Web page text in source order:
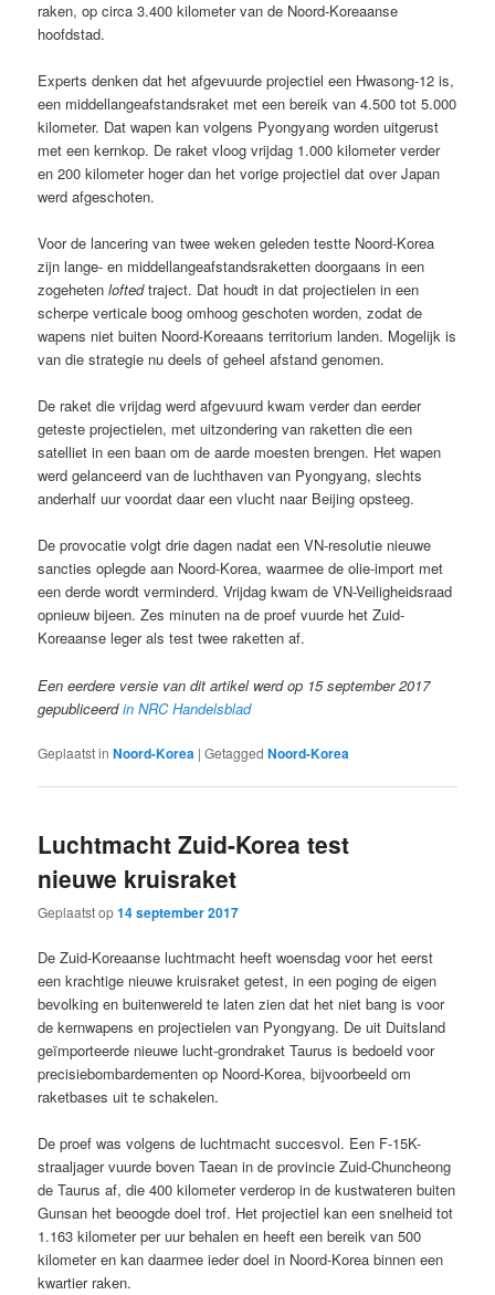
raken, op circa 3.400 kilometer van de Noord-Koreaanse
hoofdstad.
Experts denken dat het afgevuurde projectiel een Hwasong-12 is,
een middellangeafstandsraket met een bereik van 4.500 tot 5.000
kilometer. Dat wapen kan volgens Pyongyang worden uitgerust
met een kernkop. De raket vloog vrijdag 1.000 kilometer verder
en 200 kilometer hoger dan het vorige projectiel dat over Japan
werd afgeschoten.
Voor de lancering van twee weken geleden testte Noord-Korea
zijn lange- en middellangeafstandsraketten doorgaans in een
zogehetenloftedtraject. Dat houdt in dat projectielen in een
scherpe verticale boog omhoog geschoten worden, zodat de
wapens niet buiten Noord-Koreaans territorium landen. Mogelijk is
van die strategie nu deels of geheel afstand genomen.
De raket die vrijdag werd afgevuurd kwam verder dan eerder
geteste projectielen, met uitzondering van raketten die een
satelliet in een baan om de aarde moesten brengen. Het wapen
werd gelanceerd van de luchthaven van Pyongyang, slechts
anderhalf uur voordat daar een vlucht naar Beijing opsteeg.
De provocatie volgt drie dagen nadat een VN-resolutie nieuwe
sancties oplegde aan Noord-Korea, waarmee de olie-import met
een derde wordt verminderd. Vrijdag kwam de VN-Veiligheidsraad
opnieuw bijeen. Zes minuten na de proef vuurde het Zuid-
Koreaanse leger als test twee raketten af.
Een eerdere versie van dit artikel werd op 15 september 2017
gepubliceerdin NRC Handelsblad
Geplaatst in Noord-Korea |Getagged Noord-Korea
Luchtmacht Zuid-Korea test
nieuwe kruisraket
Geplaatst op14 september 2017
De Zuid-Koreaanse luchtmacht heeft woensdag voor het eerst
een krachtige nieuwe kruisraket getest, in een poging de eigen
bevolking en buitenwereld te laten zien dat het niet bang is voor
de kernwapens en projectielen van Pyongyang. De uit Duitsland
geïmporteerde nieuwe lucht-grondraket Taurus is bedoeld voor
precisiebombardementen op Noord-Korea, bijvoorbeeld om
raketbases uit te schakelen.
De proef was volgens de luchtmacht succesvol. Een F-15K-
straaljager vuurde boven Taean in de provincie Zuid-Chuncheong
de Taurus af, die 400 kilometer verderop in de kustwateren buiten
Gunsan het beoogde doel trof. Het projectiel kan een snelheid tot
1.163 kilometer per uur behalen en heeft een bereik van 500
kilometer en kan daarmee ieder doel in Noord-Korea binnen een
kwartier raken.